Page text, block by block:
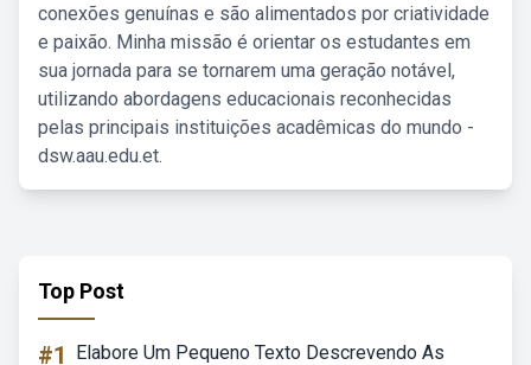
conexões genuínas e são alimentados por criatividade
e paixão. Minha missão é orientar os estudantes em
sua jornada para se tornarem uma geração notável,
utilizando abordagens educacionais reconhecidas
pelas principais instituições acadêmicas do mundo -
dsw.aau.edu.et.
Top Post
#1
Elabore Um Pequeno Texto Descrevendo As